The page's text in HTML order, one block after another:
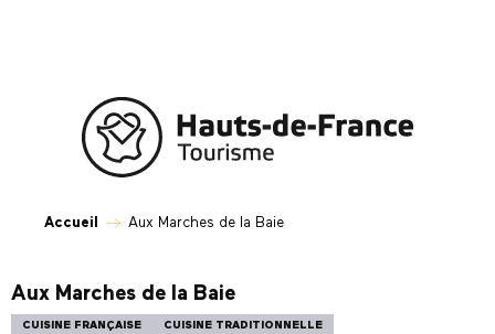
Accueil Aux Marches de la Baie
Aux Marches de la Baie
CUISINE FRANÇAISE
CUISINE TRADITIONNELLE